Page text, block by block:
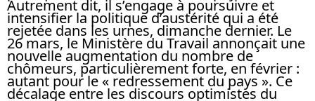
Autrement dit, il s’engage à poursuivre et
intensifier la politique d’austérité qui a été
rejetée dans les urnes, dimanche dernier. Le
26 mars, le Ministère du Travail annonçait une
nouvelle augmentation du nombre de
chômeurs, particulièrement forte, en février :
autant pour le « redressement du pays ». Ce
décalage entre les discours optimistes du